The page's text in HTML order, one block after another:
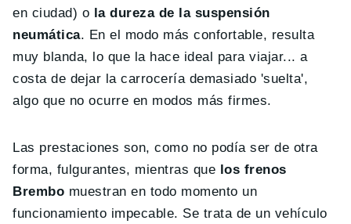
en ciudad) o la dureza de la suspensión
neumática. En el modo más confortable, resulta
muy blanda, lo que la hace ideal para viajar... a
costa de dejar la carrocería demasiado 'suelta',
algo que no ocurre en modos más firmes.
Las prestaciones son, como no podía ser de otra
forma, fulgurantes, mientras que los frenos
Brembo muestran en todo momento un
funcionamiento impecable. Se trata de un vehículo